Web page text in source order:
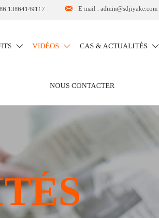
13864149117  E-mail : admin@sdjiyake.com
 VIDÉOS  CAS & ACTUALITÉS 
NOUS CONTACTER